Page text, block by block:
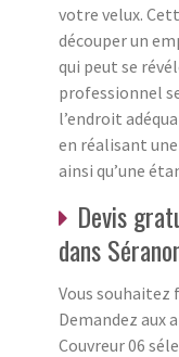
votre velux.
découper un
qui peut se
professionnel
l’endroit
en réalisant
ainsi qu’une
Devis
dans
Vous souhaitez
Demandez aux
Couvreur 06